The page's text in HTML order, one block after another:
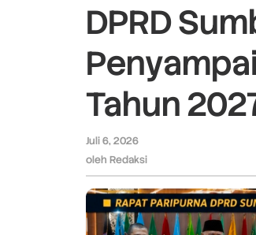
Rapat
KUA
PPAS
Tahun
DPRD
Tahun
Juli 6, 2026
Redaksi
oleh Redaksi